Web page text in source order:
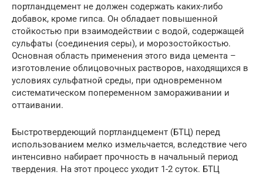
портландцемент не должен содержать каких-либо
добавок, кроме гипса. Он обладает повышенной
стойкостью при взаимодействии с водой, содержащей
сульфаты (соединения серы), и морозостойкостью.
Основная область применения этого вида цемента –
изготовление облицовочных растворов, находящихся в
условиях сульфатной среды, при одновременном
систематическом попеременном замораживании и
оттаивании.
Быстротвердеющий портландцемент (БТЦ) перед
использованием мелко измельчается, вследствие чего
интенсивно набирает прочность в начальный период
твердения. На этот процесс уходит 1-2 суток. БТЦ